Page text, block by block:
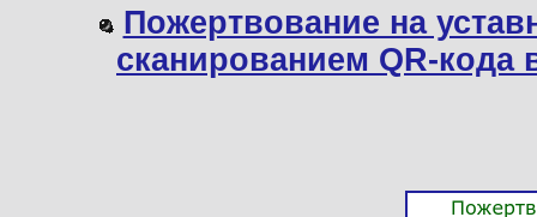
Пожертвование на
сканированием QR-